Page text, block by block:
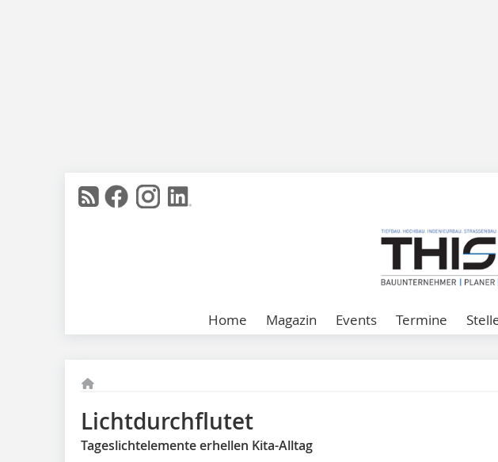
Home Magazin Events Termine
Lichtdurchflutet
Tageslichtelemente erhellen Kita-Alltag